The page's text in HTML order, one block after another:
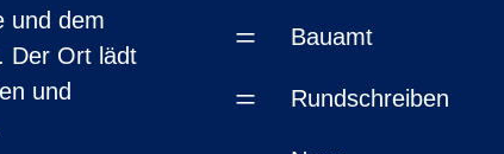
und dem
Der Ort lädt
und
= Bauamt
= Rundschreiben